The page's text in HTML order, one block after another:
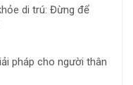
di trú: Đừng để
pháp cho người thân